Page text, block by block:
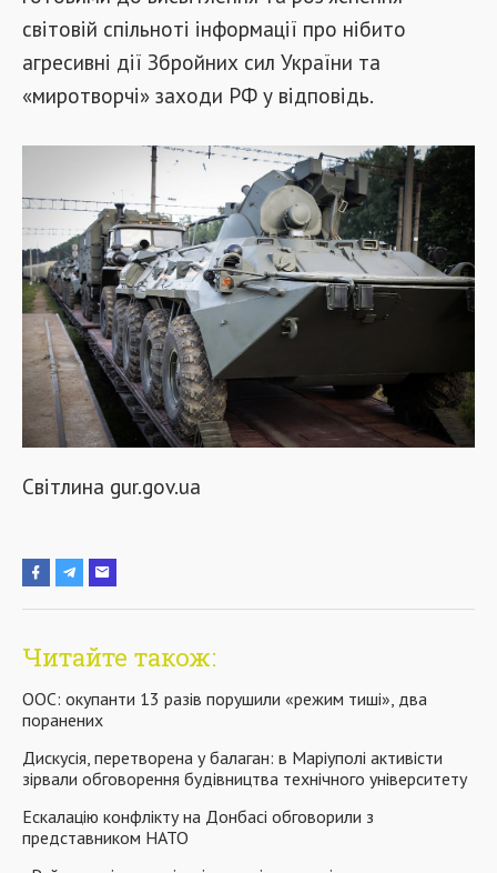
світовій спільноті інформації про нібито
агресивні дії Збройних сил України та
«миротворчі» заходи РФ у відповідь.
Світлина gur.gov.ua
Читайте також:
ООС: окупанти 13 разів порушили «режим тиші», два
поранених
Дискусія, перетворена у балаган: в Маріуполі активісти
зірвали обговорення будівництва технічного університету
Ескалацію конфлікту на Донбасі обговорили з
представником НАТО